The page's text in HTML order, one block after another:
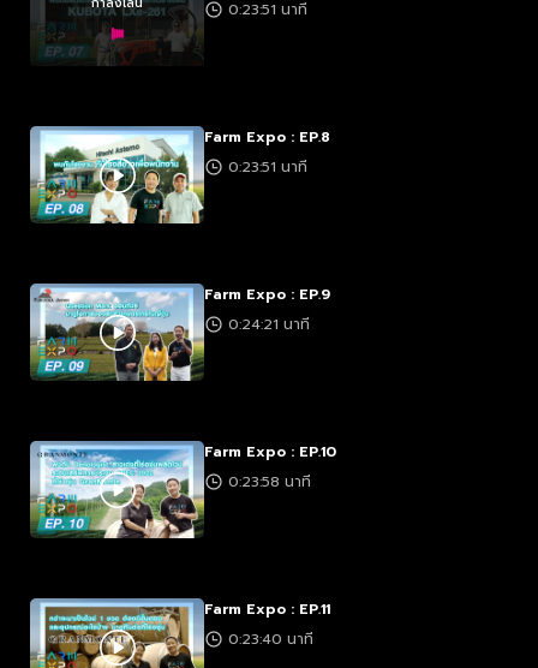
0:23:51 นาที
Farm Expo : EP.8
0:23:51 นาที
Farm Expo : EP.9
0:24:21 นาที
Farm Expo : EP.10
0:23:58 นาที
Farm Expo : EP.11
0:23:40 นาที